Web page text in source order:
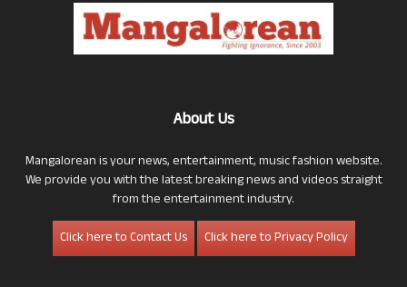
About Us
Mangalorean is your news, entertainment, music fashion website.
We provide you with the latest breaking news and videos straight
from the entertainment industry.
Click here to Contact Us
Click here to Privacy Policy